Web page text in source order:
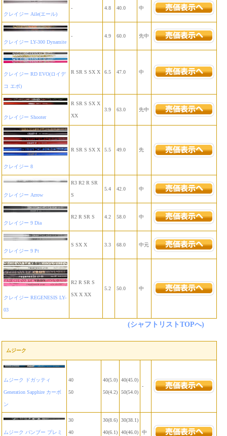
クレイジー Aile(エール)
- 4.8 40.0 中
クレイジー LY-300 Dynamite
- 4.9 60.0 先中
クレイジー RD EVO(ロイデ
コ エボ)
R SR S SX X 6.5 47.0 中
クレイジー Shooter
R SR S SX X
XX
3.9 63.0 先中
クレイジー 8
R SR S SX X 5.5 49.0 先
クレイジー Arrow
R3 R2 R SR
S
5.4 42.0 中
クレイジー 9 Dia
R2 R SR S 4.2 58.0 中
クレイジー 9 Pt
S SX X 3.3 68.0 中元
クレイジー REGENESIS LY-
03
R2 R SR S
SX X XX
5.2 50.0 中
(シャフトリストTOPへ)
ムジーク
ムジーク ドガッティ
Generation Sapphire カーボ
ン
40
50
40(5.0)
50(4.2)
40(45.0)
50(54.0)
-
ムジーク バンブー プレミ
30
40
30(8.6)
40(6.1)
30(38.1)
40(46.0) 中